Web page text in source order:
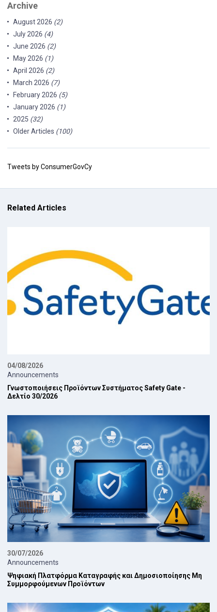
Archive
August 2026 (2)
July 2026 (4)
June 2026 (2)
May 2026 (1)
April 2026 (2)
March 2026 (7)
February 2026 (5)
January 2026 (1)
2025 (32)
Older Articles (100)
Tweets by ConsumerGovCy
Related Articles
04/08/2026
Announcements
Γνωστοποιήσεις Προϊόντων Συστήματος Safety Gate -
Δελτίο 30/2026
30/07/2026
Announcements
Ψηφιακή Πλατφόρμα Καταγραφής και Δημοσιοποίησης Μη
Συμμορφούμενων Προϊόντων